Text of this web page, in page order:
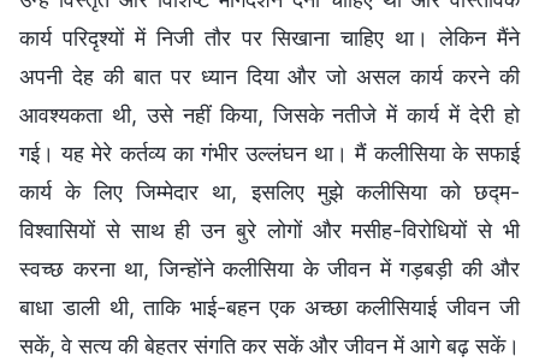
कार्य परिदृश्यों में निजी तौर पर सिखाना चाहिए था। लेकिन मैंने
अपनी देह की बात पर ध्यान दिया और जो असल कार्य करने की
आवश्यकता थी, उसे नहीं किया, जिसके नतीजे में कार्य में देरी हो
गई। यह मेरे कर्तव्य का गंभीर उल्लंघन था। मैं कलीसिया के सफाई
कार्य के लिए जिम्मेदार था, इसलिए मुझे कलीसिया को छद्म-
विश्वासियों से साथ ही उन बुरे लोगों और मसीह-विरोधियों से भी
स्वच्छ करना था, जिन्होंने कलीसिया के जीवन में गड़बड़ी की और
बाधा डाली थी, ताकि भाई-बहन एक अच्छा कलीसियाई जीवन जी
सकें, वे सत्य की बेहतर संगति कर सकें और जीवन में आगे बढ़ सकें।